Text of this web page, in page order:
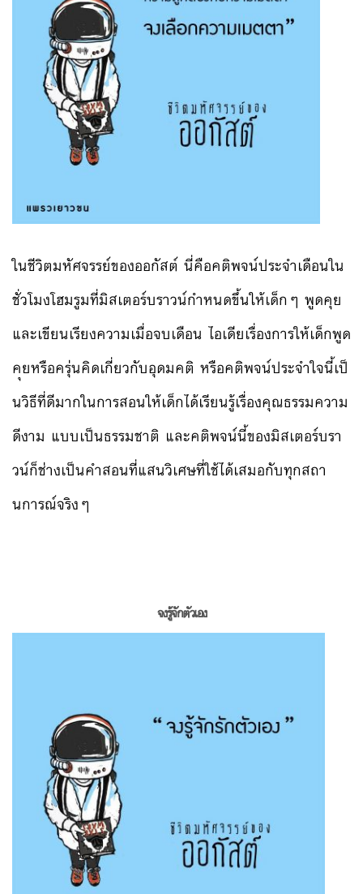
ในชีวิตมหัศจรรย์ของออกัสต์ นี่คือคติพจน์ประจำเดือนใน
ชั่วโมงโฮมรูมที่มิสเตอร์บราวน์กำหนดขึ้นให้เด็กๆ พูดคุย
และเขียนเรียงความเมื่อจบเดือน ไอเดียเรื่องการให้เด็กพูด
คุยหรือครุ่นคิดเกี่ยวกับอุดมคติ หรือคติพจน์ประจำใจนี้เป็
นวิธีที่ดีมากในการสอนให้เด็กได้เรียนรู้เรื่องคุณธรรมความ
ดีงาม แบบเป็นธรรมชาติ และคติพจน์นี้ของมิสเตอร์บรา
วน์ก็ช่างเป็นคำสอนที่แสนวิเศษที่ใช้ได้เสมอกับทุกสถา
นการณ์จริงๆ
จงรู้จักตัวเอง